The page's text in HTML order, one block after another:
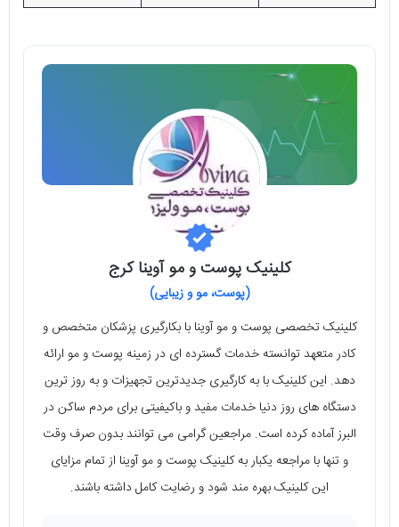
کلینیک پوست و مو آوینا کرج
(پوست، مو و زیبایی)
کلینیک تخصصی پوست و مو آوینا با بکارگیری پزشکان متخصص و
کادر متعهد توانسته خدمات گسترده ای در زمینه پوست و مو ارائه
دهد. این کلینیک با به کارگیری جدیدترین تجهیزات و به روز ترین
دستگاه های روز دنیا خدمات مفید و باکیفیتی برای مردم ساکن در
البرز آماده کرده است. مراجعین گرامی می توانند بدون صرف وقت
و تنها با مراجعه یکبار به کلینیک پوست و مو آوینا از تمام مزایای
این کلینیک بهره مند شود و رضایت کامل داشته باشند.